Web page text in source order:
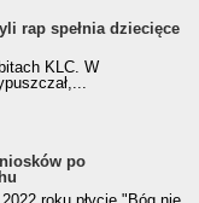
rap spełnia dziecięce
KLC. W
po